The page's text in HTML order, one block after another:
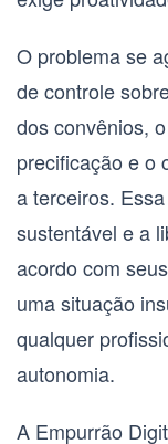
O problema se
de controle
dos convênios, o
precificação e o
a terceiros.
sustentável e a
acordo com
uma situação
qualquer
autonomia.
A Empurrão